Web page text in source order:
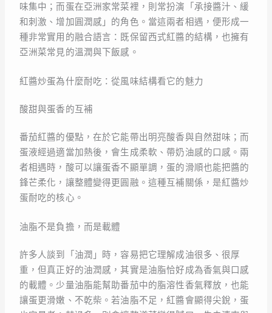
味集中；而蛋在亞洲家常菜裡，則常扮演「承接醬汁、緩
和刺激、增加圓潤感」的角色。當這兩者相遇，便形成一
種非常實用的融合語言：既保留西式紅醬的結構，也擁有
亞洲菜常見的溫潤與下飯感。
紅醬炒蛋為什麼耐吃：從風味結構看它的魅力
酸甜與蛋香的互補
番茄紅醬的優點，在於它能帶出明亮酸香與自然甜味；而
蛋液經過適當加熱後，會生成柔軟、帶奶油感的口感。兩
者相遇時，酸可以讓蛋香不顯單調，蛋的滑順也能把醬的
鋒芒柔化，讓整體變得更圓融。這種互補關係，是紅醬炒
蛋耐吃的核心。
油脂不是負擔，而是載體
許多人談到「油潤」時，容易把它理解成油很多、很厚
重，但真正好的油潤感，其實是油脂恰好成為香氣與口感
的載體。少量油脂能幫助番茄中的脂溶性香氣釋放，也能
讓蛋更滑嫩、不乾柴。若油脂不足，紅醬會顯得尖銳，蛋